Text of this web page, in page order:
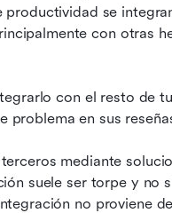
se
con otras
con el resto de
problema en sus
mediante
suele ser torpe y no
no proviene